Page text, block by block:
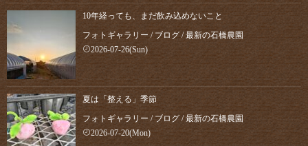
10年経っても、まだ飲み込めないこと
フォトギャラリー / ブログ /最新の石橋農園
2026-07-26(Sun)
夏は「整える」季節
フォトギャラリー / ブログ/最新の石橋農園
2026-07-20(Mon)